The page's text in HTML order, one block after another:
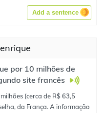
Add a sentence
por 10 milhões de
site francês
(cerca de R$ 63,5
da França. A informação